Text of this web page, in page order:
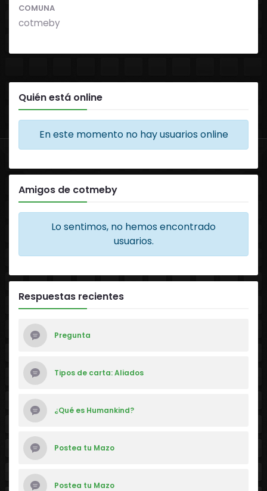
COMUNA
cotmeby
Quién está online
En este momento no hay usuarios online
Amigos de cotmeby
Lo sentimos, no hemos encontrado
usuarios.
Respuestas recientes
Pregunta
Tipos de carta: Aliados
¿Qué es Humankind?
Postea tu Mazo
Postea tu Mazo